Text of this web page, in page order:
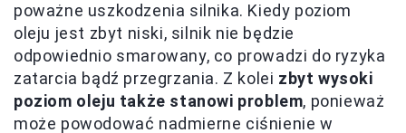
poważne uszkodzenia silnika. Kiedy poziom
oleju jest zbyt niski, silnik nie będzie
odpowiednio smarowany, co prowadzi do ryzyka
zatarcia bądź przegrzania. Z kolei zbyt wysoki
poziom oleju także stanowi problem, ponieważ
może powodować nadmierne ciśnienie w